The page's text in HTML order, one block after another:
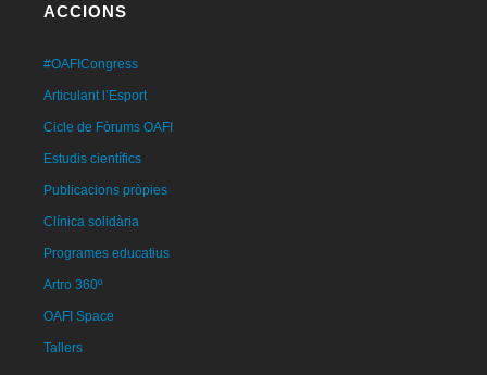
ACCIONS
#OAFICongress
Articulant l’Esport
Cicle de Fòrums OAFI
Estudis científics
Publicacions pròpies
Clínica solidària
Programes educatius
Artro 360º
OAFI Space
Tallers